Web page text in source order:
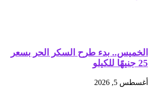
الخميس.. بدء طرح السكر الحر بسعر
25 جنيهًا للكيلو
أغسطس 5, 2026